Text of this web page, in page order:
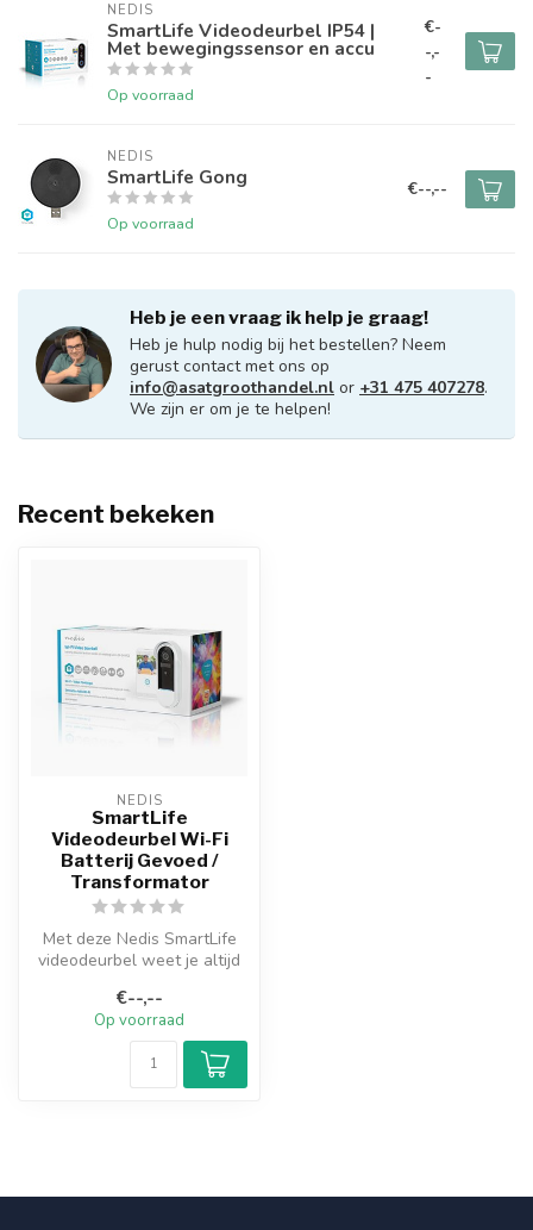
NEDIS
SmartLife Videodeurbel IP54 |
Met bewegingssensor en accu
Op voorraad
€-
-,-
-
NEDIS
SmartLife Gong
Op voorraad
€--,--
Heb je een vraag ik help je graag!
Heb je hulp nodig bij het bestellen? Neem
gerust contact met ons op
info@asatgroothandel.nl or +31 475 407278.
We zijn er om je te helpen!
Recent bekeken
NEDIS
SmartLife
Videodeurbel Wi-Fi
Batterij Gevoed /
Transformator
Met deze Nedis SmartLife
videodeurbel weet je altijd
€--,--
Op voorraad